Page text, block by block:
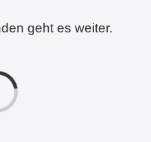
geht es weiter.